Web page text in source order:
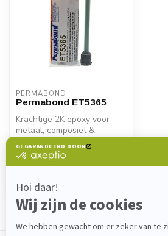
PERMABOND
Permabond ET5365
Krachtige 2K epoxy voor
metaal, composiet &
kunststof. Permabond
ET5363 biedt sn...
€32,60
Backorder
Toon1- 1van 1